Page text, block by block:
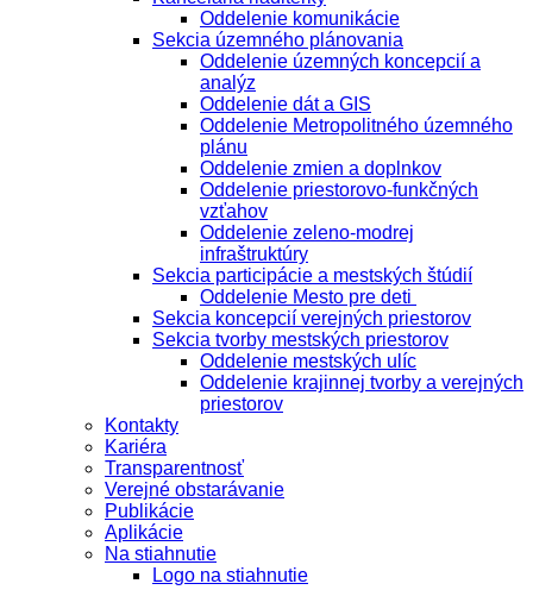
Oddelenie komunikácie
Sekcia územného plánovania
Oddelenie územných koncepcií a
analýz
Oddelenie dát a GIS
Oddelenie Metropolitného územného
plánu
Oddelenie zmien a doplnkov
Oddelenie priestorovo-funkčných
vzťahov
Oddelenie zeleno-modrej
infraštruktúry
Sekcia participácie a mestských štúdií
Oddelenie Mesto pre deti
Sekcia koncepcií verejných priestorov
Sekcia tvorby mestských priestorov
Oddelenie mestských ulíc
Oddelenie krajinnej tvorby a verejných
priestorov
Kontakty
Kariéra
Transparentnosť
Verejné obstarávanie
Publikácie
Aplikácie
Na stiahnutie
Logo na stiahnutie